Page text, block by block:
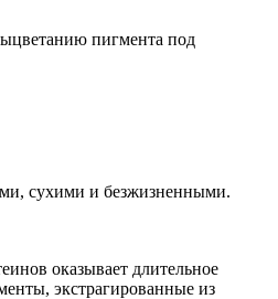
пигмента под
сухими и безжизненными.
оказывает длительное
экстрагированные из